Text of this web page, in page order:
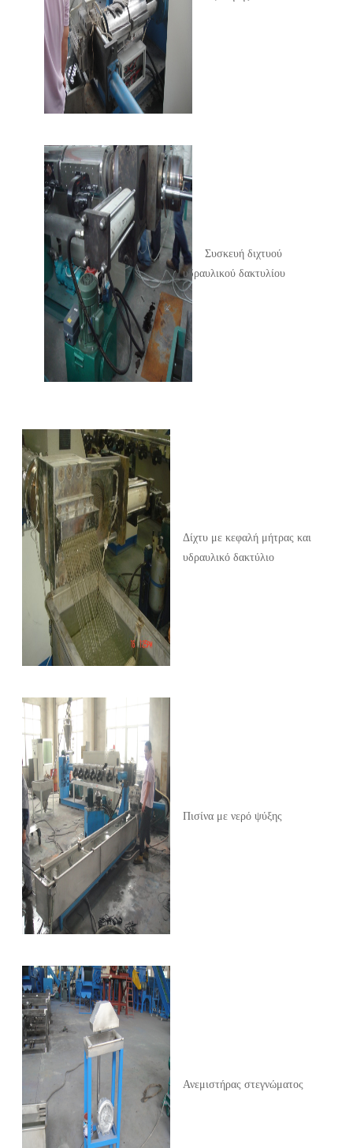
Συσκευή διχτυού
υδραυλικού δακτυλίου
Δίχτυ με κεφαλή μήτρας και
υδραυλικό δακτύλιο
Πισίνα με νερό ψύξης
Ανεμιστήρας στεγνώματος